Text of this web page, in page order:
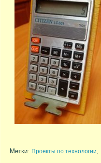
Метки: Проекты по технологии